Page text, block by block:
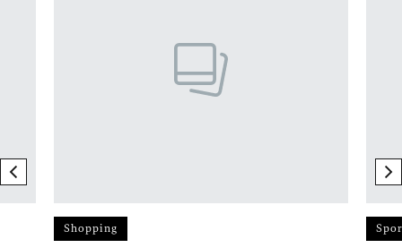
previous element
Shopping